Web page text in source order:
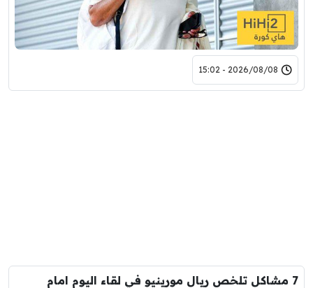
2026/08/08 - 15:02
7 مشاكل تلخص ريال مورينيو في لقاء اليوم امام